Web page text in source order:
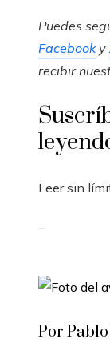
Puedes
Facebooky
recibir
Leer sin
Por